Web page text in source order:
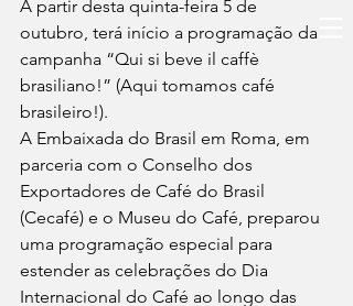
A partir desta quinta-feira 5 de
outubro, terá início a programação da
campanha “Qui si beve il caffè
brasiliano!” (Aqui tomamos café
brasileiro!).
A Embaixada do Brasil em Roma, em
parceria com o Conselho dos
Exportadores de Café do Brasil
(Cecafé) e o Museu do Café, preparou
uma programação especial para
estender as celebrações do Dia
Internacional do Café ao longo das